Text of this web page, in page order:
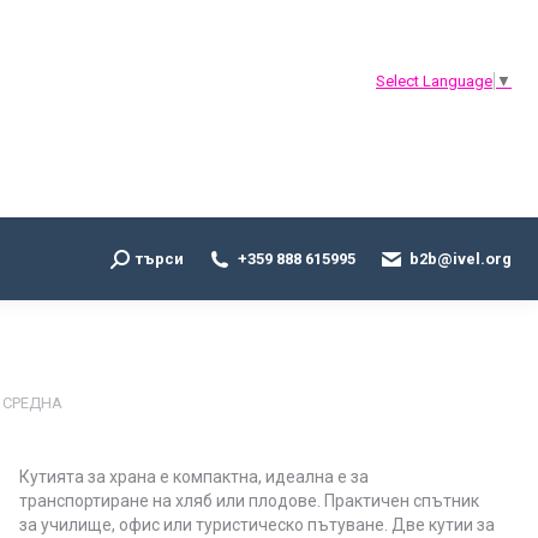
Select Language ▼
Search:
търси +359 888 615995 b2b@ivel.org
СРЕДНА
Кутията за храна е компактна, идеална е за
транспортиране на хляб или плодове. Практичен спътник
за училище, офис или туристическо пътуване. Две кутии за